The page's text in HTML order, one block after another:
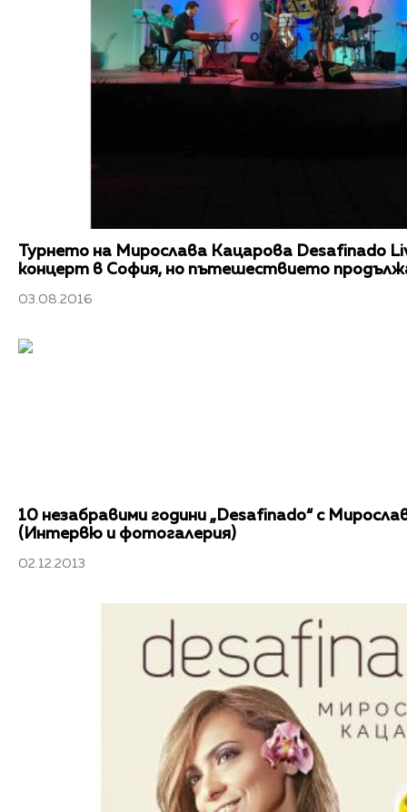
Турнето на Мирослава Кацарова Desafinado
концерт в София, но пътешествието
03.08.2016
10 незабравими години „Desafinado“ с
(Интервю и фотогалерия)
02.12.2013